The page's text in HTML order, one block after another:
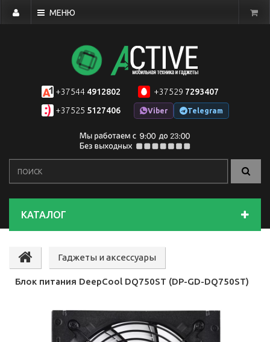
МЕНЮ
+375444912802 +37529 7293407
+37525 5127406 Viber Telegram
КАТАЛОГ
Гаджеты и аксессуары
Блок питания DeepCool DQ750ST (DP-GD-DQ750ST)